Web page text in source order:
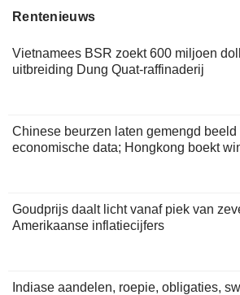
Rentenieuws
Vietnamees BSR zoekt 600 miljoen
uitbreiding Dung Quat-raffinaderij
Chinese beurzen laten gemengd
economische data; Hongkong boekt
Goudprijs daalt licht vanaf piek van
Amerikaanse inflatiecijfers
Indiase aandelen, roepie, obligaties,